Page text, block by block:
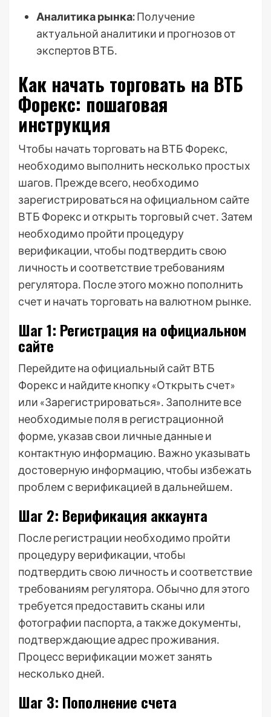
Аналитика рынка:Получение
актуальной аналитики и прогнозов от
экспертов ВТБ․
Как начать торговать на ВТБ
Форекс: пошаговая
инструкция
Чтобы начать торговать на ВТБ Форекс,
необходимо выполнить несколько простых
шагов․ Прежде всего, необходимо
зарегистрироваться на официальном сайте
ВТБ Форекс и открыть торговый счет․ Затем
необходимо пройти процедуру
верификации, чтобы подтвердить свою
личность и соответствие требованиям
регулятора․ После этого можно пополнить
счет и начать торговать на валютном рынке․
Шаг 1: Регистрация на официальном
сайте
Перейдите на официальный сайт ВТБ
Форекс и найдите кнопку «Открыть счет»
или «Зарегистрироваться»․ Заполните все
необходимые поля в регистрационной
форме, указав свои личные данные и
контактную информацию․ Важно указывать
достоверную информацию, чтобы избежать
проблем с верификацией в дальнейшем․
Шаг 2: Верификация аккаунта
После регистрации необходимо пройти
процедуру верификации, чтобы
подтвердить свою личность и соответствие
требованиям регулятора․ Обычно для этого
требуется предоставить сканы или
фотографии паспорта, а также документы,
подтверждающие адрес проживания․
Процесс верификации может занять
несколько дней․
Шаг 3: Пополнение счета